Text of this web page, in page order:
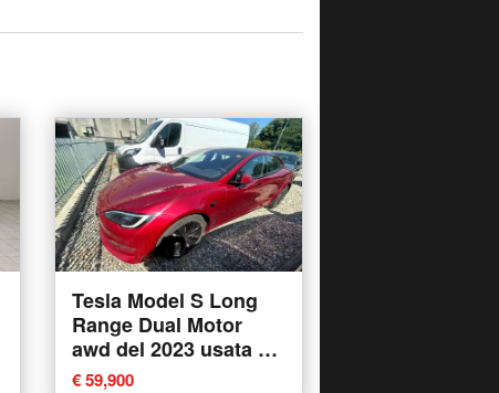
Tesla Model S Long
Range Dual Motor
awd del 2023 usata a
Fisciano
€ 59,900